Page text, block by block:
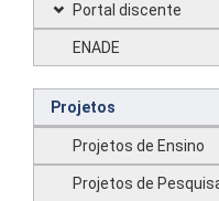
Portal discente
ENADE
Projetos
Projetos de Ensino
Projetos de